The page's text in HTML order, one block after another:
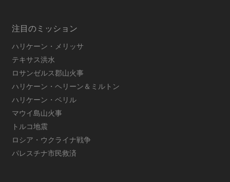
注目のミッション
ハリケーン・メリッサ
テキサス洪水
ロサンゼルス郡山火事
ハリケーン・ヘリーン＆ミルトン
ハリケーン・ベリル
マウイ島山火事
トルコ地震
ロシア・ウクライナ戦争
パレスチナ市民救済